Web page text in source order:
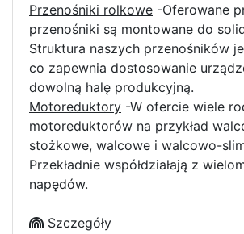
Przenośniki rolkowe -Oferowane
przenośniki są montowane do
Struktura naszych przenośników
co zapewnia dostosowanie
dowolną halę produkcyjną.
Motoreduktory -W ofercie wiele
motoreduktorów na przykład
stożkowe, walcowe i walcowo-
Przekładnie współdziałają z
napędów.
Szczegóły